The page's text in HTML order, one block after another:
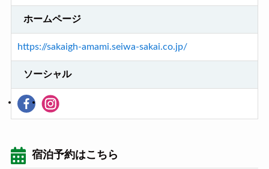
ホームページ
https://sakaigh-amami.seiwa-sakai.co.jp/
ソーシャル
宿泊予約はこちら